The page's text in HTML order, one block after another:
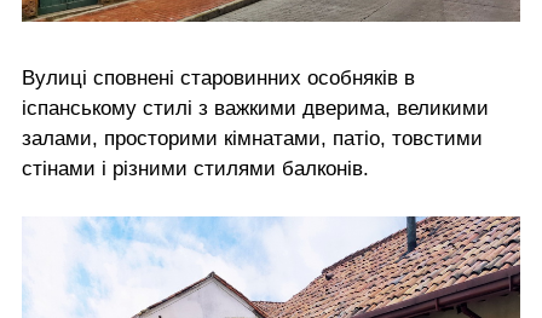
Вулиці сповнені старовинних особняків в
іспанському стилі з важкими дверима, великими
залами, просторими кімнатами, патіо, товстими
стінами і різними стилями балконів.